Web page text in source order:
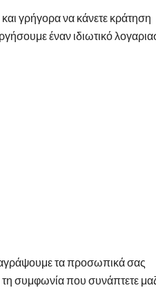
γρήγορα να κάνετε κράτηση
έναν ιδιωτικό
τα προσωπικά σας
συμφωνία που συνάπτετε